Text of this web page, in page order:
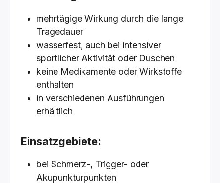
mehrtägige Wirkung durch die lange
Tragedauer
wasserfest, auch bei intensiver
sportlicher Aktivität oder Duschen
keine Medikamente oder Wirkstoffe
enthalten
in verschiedenen Ausführungen
erhältlich
Einsatzgebiete:
bei Schmerz-, Trigger- oder
Akupunkturpunkten